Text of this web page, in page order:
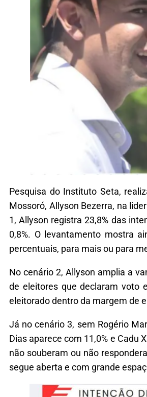
Pesquisa do Instituto Seta,
Mossoró, Allyson Bezerra, na
1, Allyson registra 23,8% das
0,8%. O levantamento mostra
percentuais, para mais ou para
No cenário 2, Allyson amplia a
de eleitores que declaram voto
eleitorado dentro da margem de
Já no cenário 3, sem Rogério
Dias aparece com 11,0% e Cadu
não souberam ou não
segue aberta e com grande